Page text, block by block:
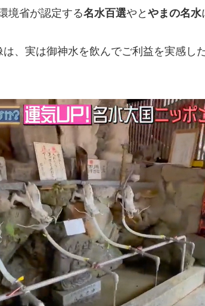
境省が認定する名水百選やと やまの名水
、実は御神水を飲んでご利益を実感し